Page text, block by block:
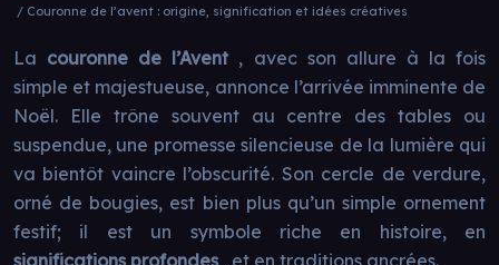
/ Couronne de l’avent : origine, signification et idées créatives
La couronne de l’Avent , avec son allure à la fois
simple et majestueuse, annonce l’arrivée imminente de
Noël. Elle trône souvent au centre des tables ou
suspendue, une promesse silencieuse de la lumière qui
va bientôt vaincre l’obscurité. Son cercle de verdure,
orné de bougies, est bien plus qu’un simple ornement
festif; il est un symbole riche en histoire, en